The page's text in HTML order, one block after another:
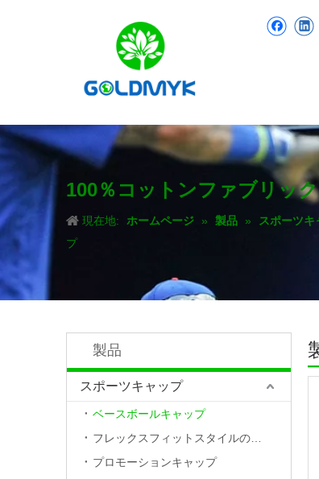
100％コットンファブリッ
現在地: ホームページ » 製品 » スポーツキ
プ
製品
スポーツキャップ
ベースボールキャップ
プロモーションキャップ